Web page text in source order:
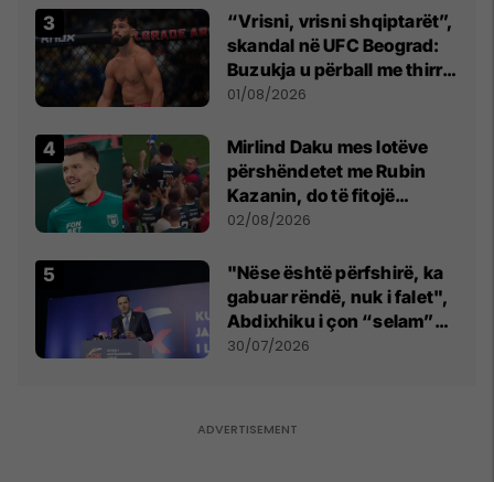
“Vrisni, vrisni shqiptarët”,
skandal në UFC Beograd:
Buzukja u përball me thirrje
anti-shqiptare nga
01/08/2026
Mirlind Daku mes lotëve
përshëndetet me Rubin
Kazanin, do të fitojë
miliona te Spartak Moska
02/08/2026
"Nëse është përfshirë, ka
gabuar rëndë, nuk i falet",
Abdixhiku i çon “selam”
Përparim Ramës
30/07/2026